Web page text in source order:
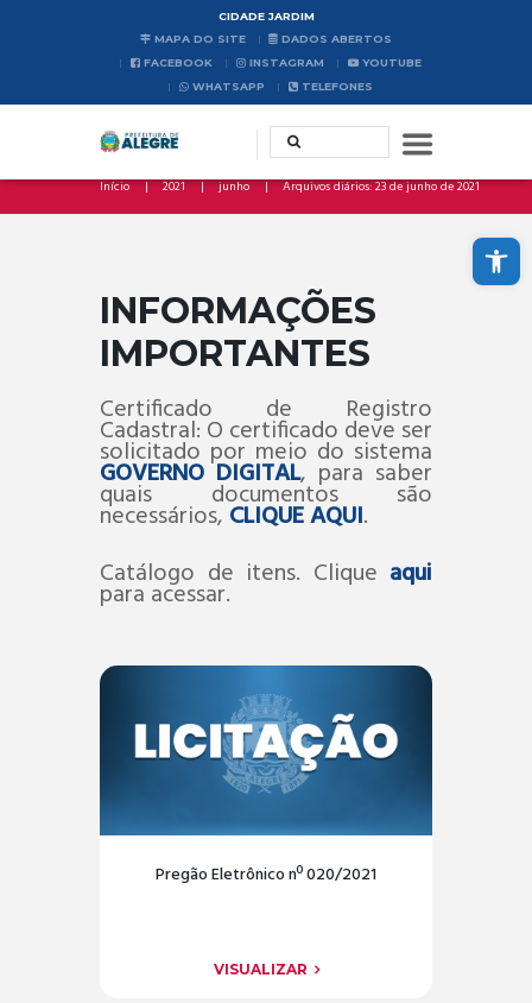
Abrir a barra de ferramentas
CIDADE JARDIM
MAPA DO SITE
DADOS ABERTOS
FACEBOOK
INSTAGRAM
YOUTUBE
WHATSAPP
TELEFONES
Início 2021 junho Arquivos diários: 23 de junho de 2021
INFORMAÇÕES
IMPORTANTES
Certificado de Registro
Cadastral: O certificado deve ser
solicitado por meio do sistema
GOVERNO DIGITAL, para saber
quais documentos são
necessários, CLIQUE AQUI.
Catálogo de itens. Clique aqui
para acessar.
Pregão Eletrônico nº 020/2021
VISUALIZAR